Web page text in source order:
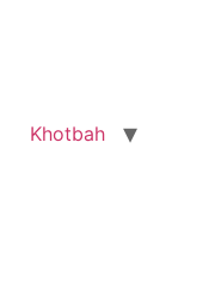
Khotbah